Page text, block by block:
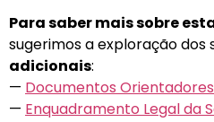
Para saber mais sobre
sugerimos a exploração dos
adicionais:
— Documentos Orientadores
— Enquadramento Legal da